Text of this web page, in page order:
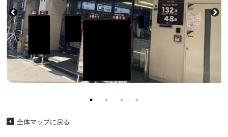
全体マップに戻る